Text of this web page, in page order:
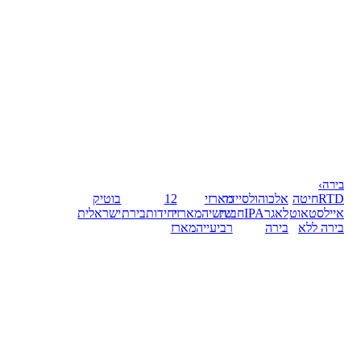
בירה›
RTDחיטה
איילסטאוט
בירה ללא
אלכוהולסיידר
לאגרIPAחבית
בירה
מארזי
שישיהמארזי
רביעייהמארז
12
יחידותבירת
בוטיק
ישראלית